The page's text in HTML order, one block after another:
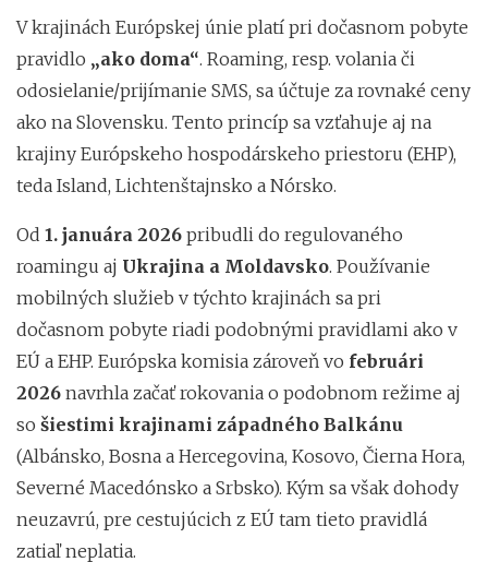
V krajinách Európskej únie platí pri dočasnom pobyte
pravidlo „ako doma“. Roaming, resp. volania či
odosielanie/prijímanie SMS, sa účtuje za rovnaké ceny
ako na Slovensku. Tento princíp sa vzťahuje aj na
krajiny Európskeho hospodárskeho priestoru (EHP),
teda Island, Lichtenštajnsko a Nórsko.
Od 1. januára 2026 pribudli do regulovaného
roamingu aj Ukrajina a Moldavsko. Používanie
mobilných služieb v týchto krajinách sa pri
dočasnom pobyte riadi podobnými pravidlami ako v
EÚ a EHP. Európska komisia zároveň vo februári
2026 navrhla začať rokovania o podobnom režime aj
so šiestimi krajinami západného Balkánu
(Albánsko, Bosna a Hercegovina, Kosovo, Čierna Hora,
Severné Macedónsko a Srbsko). Kým sa však dohody
neuzavrú, pre cestujúcich z EÚ tam tieto pravidlá
zatiaľ neplatia.